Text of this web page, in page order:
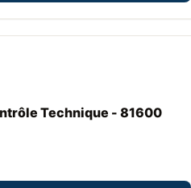
Technique - 81600